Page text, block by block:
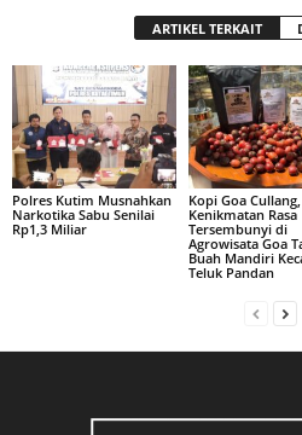
ARTIKEL TERKAIT
Polres Kutim Musnahkan
Narkotika Sabu Senilai
Rp1,3 Miliar
Kopi Goa Cullang,
Kenikmatan Rasa
Tersembunyi di
Agrowisata Goa
Buah Mandiri
Teluk Pandan